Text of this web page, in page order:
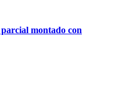
montado con